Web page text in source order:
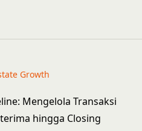
Growth
Mengelola Transaksi
hingga Closing